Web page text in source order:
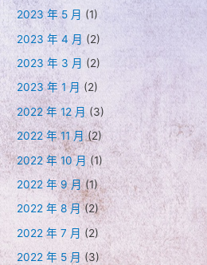
2023 年 5 月 (1)
2023 年 4 月 (2)
2023 年 3 月 (2)
2023 年 1 月 (2)
2022 年 12 月 (3)
2022 年 11 月 (2)
2022 年 10 月(1)
2022 年 9 月(1)
2022 年 8 月(2)
2022 年 7 月 (2)
2022 年 5 月 (3)